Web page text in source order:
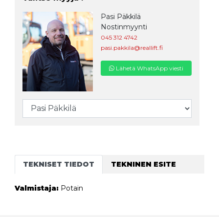
Pasi Päkkilä
Nostinmyynti
045 312 4742
pasi.pakkila@reallift.fi
Lähetä WhatsApp viesti
TEKNISET TIEDOT TEKNINEN ESITE
Valmistaja: Potain